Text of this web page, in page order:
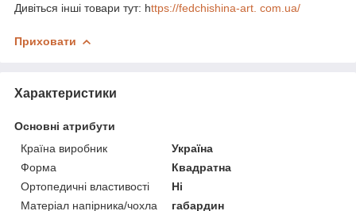
Дивіться інші товари тут: https://fedchishina-art. com.ua/
Приховати
Характеристики
Основні атрибути
Країна виробник
Україна
Форма
Квадратна
Ортопедичні властивості
Ні
Матеріал напірника/чохла
габардин